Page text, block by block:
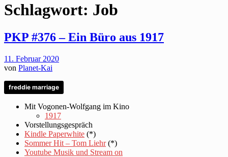
Schlagwort: Job
PKP #376 – Ein Büro aus 1917
11. Februar 2020
von Planet-Kai
freddie marriage
Mit Vogonen-Wolfgang im Kino
1917
Vorstellungsgespräch
Kindle Paperwhite (*)
Sommer Hit – Tom Liehr(*)
Youtube Musik und Stream on